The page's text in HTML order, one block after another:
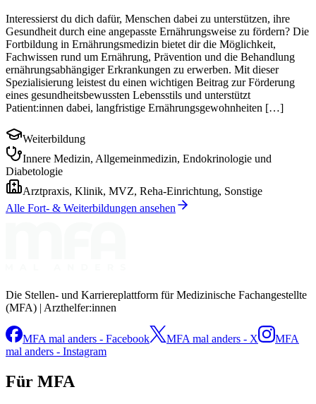
Interessierst du dich dafür, Menschen dabei zu unterstützen, ihre
Gesundheit durch eine angepasste Ernährungsweise zu fördern? Die
Fortbildung in Ernährungsmedizin bietet dir die Möglichkeit,
Fachwissen rund um Ernährung, Prävention und die Behandlung
ernährungsabhängiger Erkrankungen zu erwerben. Mit dieser
Spezialisierung leistest du einen wichtigen Beitrag zur Förderung
eines gesundheitsbewussten Lebensstils und unterstützt
Patient:innen dabei, langfristige Ernährungsgewohnheiten […]
Weiterbildung
Innere Medizin, Allgemeinmedizin, Endokrinologie und
Diabetologie
Arztpraxis, Klinik, MVZ, Reha-Einrichtung, Sonstige
Alle Fort- & Weiterbildungen ansehen
Die Stellen- und Karriereplattform für Medizinische Fachangestellte
(MFA) | Arzthelfer:innen
MFA mal anders - Facebook MFA mal anders - X
MFA
mal anders - Instagram
Für MFA